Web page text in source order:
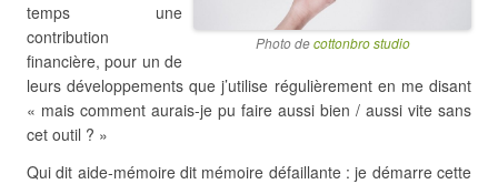
Photo decottonbro studio
temps une
contribution
financière, pour un de
leurs développements que j’utilise régulièrement en me disant
« mais comment aurais-je pu faire aussi bien / aussi vite sans
cet outil ? »
Qui dit aide-mémoire dit mémoire défaillante : je démarre cette